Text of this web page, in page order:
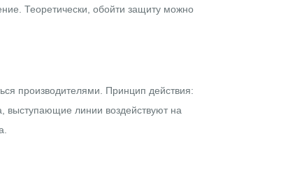
Теоретически, обойти защиту можно
производителями. Принцип действия:
выступающие линии воздействуют на